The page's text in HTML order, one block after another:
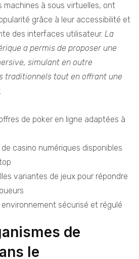
machines à sous virtuelles, ont
grâce à leur accessibilité et
des interfaces utilisateur. La
a permis de proposer une
simulant en outre
traditionnels tout en offrant une
de poker en ligne adaptées à
casino numériques disponibles
variantes de jeux pour répondre
environnement sécurisé et régulé
de
le